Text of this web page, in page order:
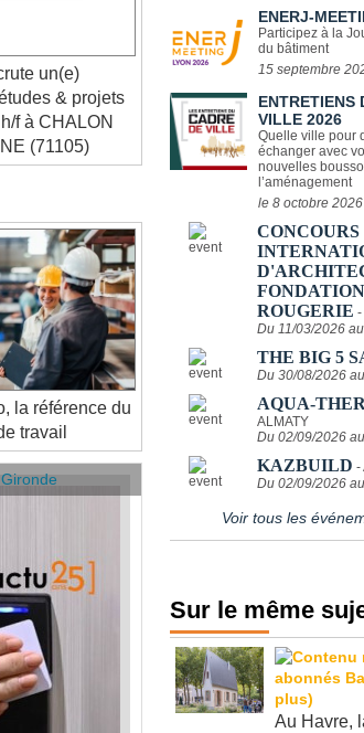
& projets
f à CHALON
(71105)
la référence du
travail
ENERJ-
Participez à la
du bâtiment
15 septembre
ENTRETIENS
VILLE 2026
Quelle ville pour
échanger avec
nouvelles
l’aménagement
le 8 octobre 2026
CONCOURS
ROUGERIE -
Du 11/03/2026
THE BIG 5
Du 30/08/2026
AQUA-
ALMATY
Du 02/09/2026
KAZBUILD -
Du 02/09/2026
Voir tous les
Sur le même
Au Havre,